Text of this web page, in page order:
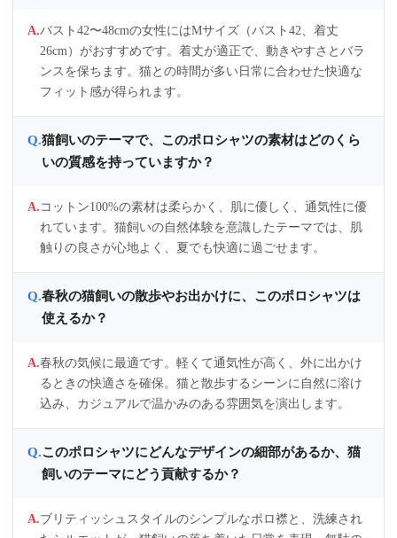
バスト42〜48cmの女性にはMサイズ（バスト42、着丈
26cm）がおすすめです。着丈が適正で、動きやすさとバラ
ンスを保ちます。猫との時間が多い日常に合わせた快適な
フィット感が得られます。
猫飼いのテーマで、このポロシャツの素材はどのくら
いの質感を持っていますか？
コットン100%の素材は柔らかく、肌に優しく、通気性に優
れています。猫飼いの自然体験を意識したテーマでは、肌
触りの良さが心地よく、夏でも快適に過ごせます。
春秋の猫飼いの散歩やお出かけに、このポロシャツは
使えるか？
春秋の気候に最適です。軽くて通気性が高く、外に出かけ
るときの快適さを確保。猫と散歩するシーンに自然に溶け
込み、カジュアルで温かみのある雰囲気を演出します。
このポロシャツにどんなデザインの細部があるか、猫
飼いのテーマにどう貢献するか？
ブリティッシュスタイルのシンプルなポロ襟と、洗練され